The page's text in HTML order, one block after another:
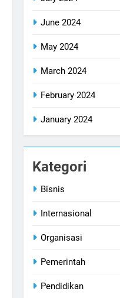
June 2024
May 2024
March 2024
February 2024
January 2024
Kategori
Bisnis
Internasional
Organisasi
Pemerintah
Pendidikan